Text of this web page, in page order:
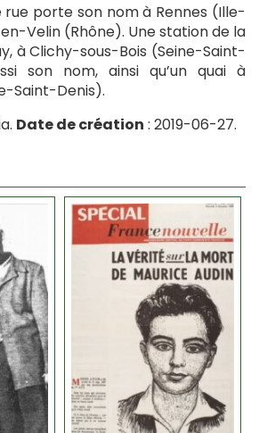
rue porte son nom à Rennes (Ille-
Velin (Rhône). Une station de la
à Clichy-sous-Bois (Seine-Saint-
son nom, ainsi qu’un quai à
Saint-Denis).
Date de création : 2019-06-27.